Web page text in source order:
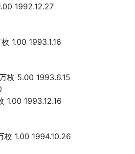
枚 1.00 1992.12.27
万枚 1.00 1993.1.16
万枚 5.00 1993.6.15
枚 1.00 1993.12.16
万枚 1.00 1994.10.26